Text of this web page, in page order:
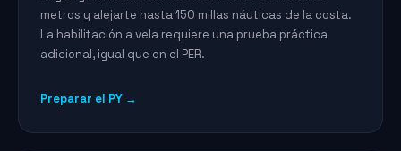
metros y alejarte hasta 150 millas náuticas de la costa.
La habilitación a vela requiere una prueba práctica
adicional, igual que en el PER.
Preparar el PY →